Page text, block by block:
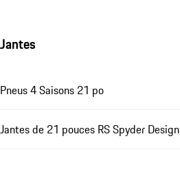
Jantes
Pneus 4 Saisons 21 po
Jantes de 21 pouces RS Spyder Design